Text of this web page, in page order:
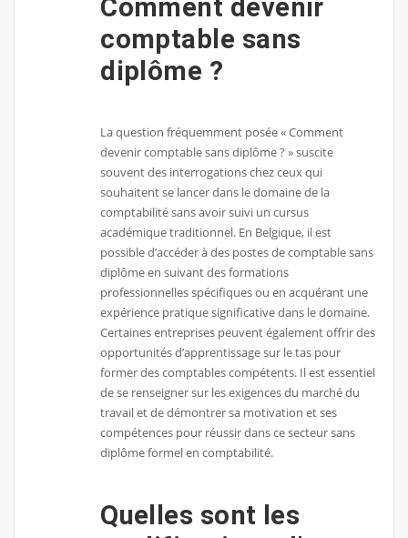
Comment devenir
comptable sans
diplôme ?
La question fréquemment posée « Comment
devenir comptable sans diplôme ? » suscite
souvent des interrogations chez ceux qui
souhaitent se lancer dans le domaine de la
comptabilité sans avoir suivi un cursus
académique traditionnel. En Belgique, il est
possible d’accéder à des postes de comptable sans
diplôme en suivant des formations
professionnelles spécifiques ou en acquérant une
expérience pratique significative dans le domaine.
Certaines entreprises peuvent également offrir des
opportunités d’apprentissage sur le tas pour
former des comptables compétents. Il est essentiel
de se renseigner sur les exigences du marché du
travail et de démontrer sa motivation et ses
compétences pour réussir dans ce secteur sans
diplôme formel en comptabilité.
Quelles sont les